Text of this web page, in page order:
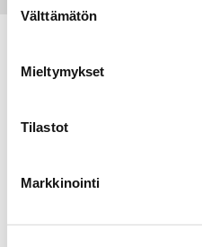
valinta
Välttämätön
Mieltymykset
Tilastot
Markkinointi
(sisäänkäynti
kulmalta”)